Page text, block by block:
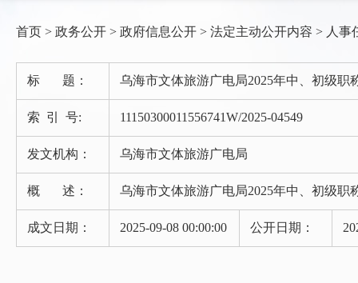
首页 > 政务公开 > 政府信息公开 > 法定主动公开内容 > 人事
标 题： 乌海市文体旅游广电局2025年中、初级职
索 引 号: 11150300011556741W/2025-04549
发文机构： 乌海市文体旅游广电局
概 述： 乌海市文体旅游广电局2025年中、初级职
成文日期： 2025-09-08 00:00:00 公开日期：